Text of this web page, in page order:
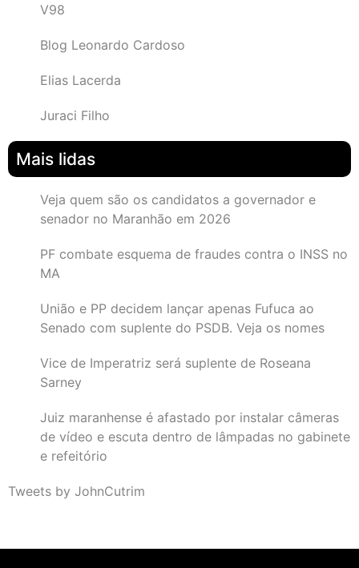
V98
Blog Leonardo Cardoso
Elias Lacerda
Juraci Filho
Mais lidas
Veja quem são os candidatos a governador e
senador no Maranhão em 2026
PF combate esquema de fraudes contra o INSS no
MA
União e PP decidem lançar apenas Fufuca ao
Senado com suplente do PSDB. Veja os nomes
Vice de Imperatriz será suplente de Roseana
Sarney
Juiz maranhense é afastado por instalar câmeras
de vídeo e escuta dentro de lâmpadas no gabinete
e refeitório
Tweets by JohnCutrim